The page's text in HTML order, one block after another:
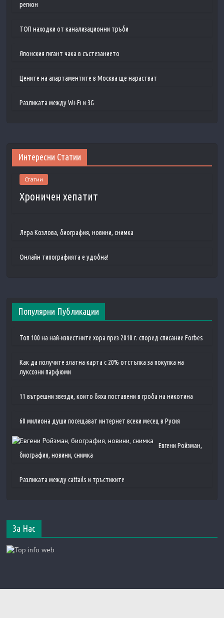
регион
ТОП находки от канализационни тръби
Японския гигант чака в състезанието
Цените на апартаментите в Москва ще нарастват
Разликата между Wi-Fi и 3G
Интересни Статии
Статии
Хроничен хепатит
Лера Козлова, биография, новини, снимка
Онлайн типографията е удобна!
Популярни Публикации
Топ 100 на най-известните хора през 2010 г. според списание Forbes
Как да получите златна карта с 20% отстъпка за покупка на
луксозни парфюми
11 вътрешни звезди, които бяха поставени в гроба на никотина
60 милиона души посещават интернет всеки месец в Русия
Евгени Ройзман,
биография, новини, снимка
Разликата между cattails и тръстиките
За Нас